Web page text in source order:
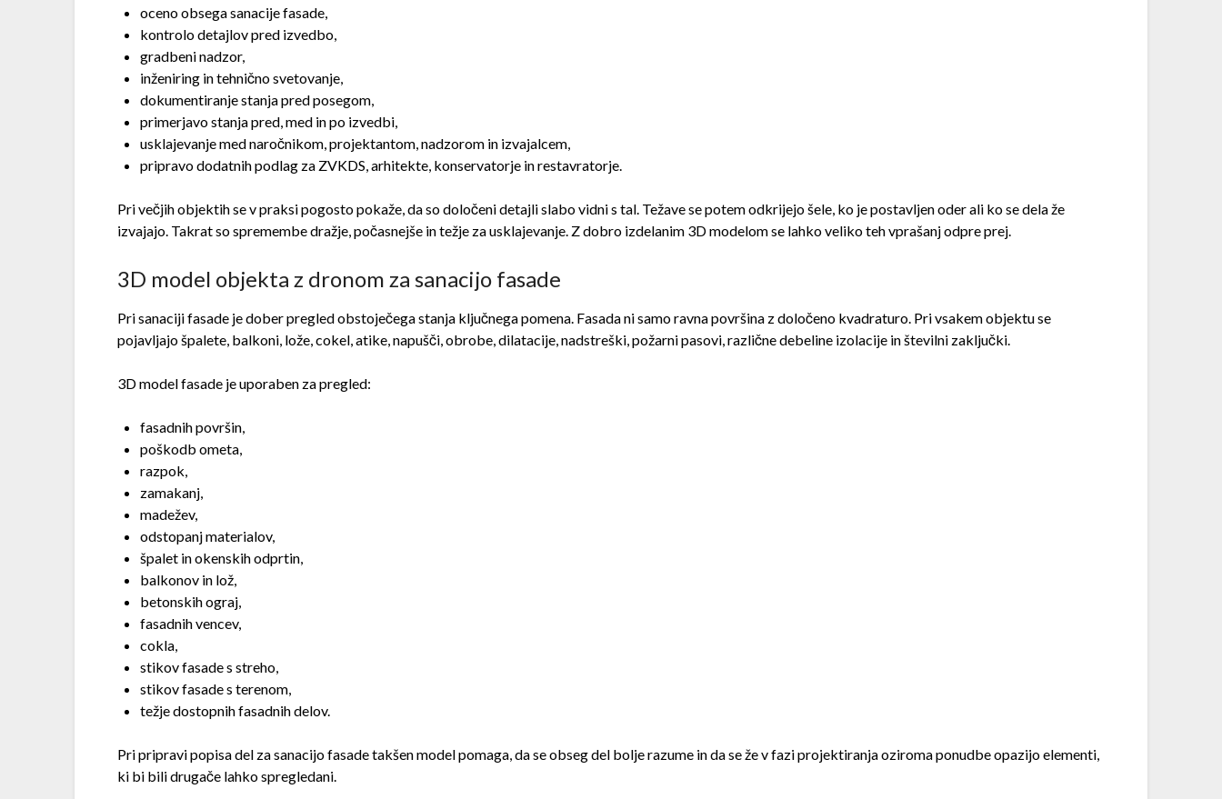
oceno obsega sanacije fasade,
kontrolo detajlov pred izvedbo,
gradbeni nadzor,
inženiring in tehnično svetovanje,
dokumentiranje stanja pred posegom,
primerjavo stanja pred, med in po izvedbi,
usklajevanje med naročnikom, projektantom, nadzorom in izvajalcem,
pripravo dodatnih podlag za ZVKDS, arhitekte, konservatorje in restavratorje.
Pri večjih objektih se v praksi pogosto pokaže, da so določeni detajli slabo vidni s tal. Težave se potem odkrijejo šele, ko je postavljen oder ali ko se dela že
izvajajo. Takrat so spremembe dražje, počasnejše in težje za usklajevanje. Z dobro izdelanim 3D modelom se lahko veliko teh vprašanj odpre prej.
3D model objekta z dronom za sanacijo fasade
Pri sanaciji fasade je dober pregled obstoječega stanja ključnega pomena. Fasada ni samo ravna površina z določeno kvadraturo. Pri vsakem objektu se
pojavljajo špalete, balkoni, lože, cokel, atike, napušči, obrobe, dilatacije, nadstreški, požarni pasovi, različne debeline izolacije in številni zaključki.
3D model fasade je uporaben za pregled:
fasadnih površin,
poškodb ometa,
razpok,
zamakanj,
madežev,
odstopanj materialov,
špalet in okenskih odprtin,
balkonov in lož,
betonskih ograj,
fasadnih vencev,
cokla,
stikov fasade s streho,
stikov fasade s terenom,
težje dostopnih fasadnih delov.
Pri pripravi popisa del za sanacijo fasade takšen model pomaga, da se obseg del bolje razume in da se že v fazi projektiranja oziroma ponudbe opazijo elementi,
ki bi bili drugače lahko spregledani.